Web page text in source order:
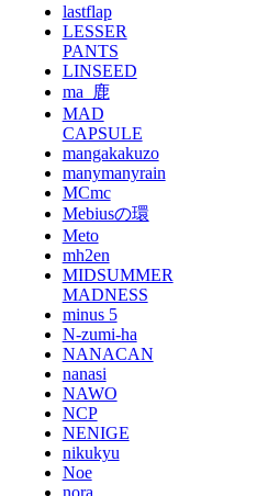
lastflap
LESSER
PANTS
LINSEED
ma_鹿
MAD
CAPSULE
mangakakuzo
manymanyrain
MCmc
Mebiusの環
Meto
mh2en
MIDSUMMER
MADNESS
minus 5
N-zumi-ha
NANACAN
nanasi
NAWO
NCP
NENIGE
nikukyu
Noe
nora